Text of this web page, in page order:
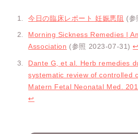
今日の臨床レポート 妊娠悪阻 (
Morning Sickness Remedies |
Association (参照 2023-07-31)↩︎
Dante G, et al. Herb remedies
systematic review of controlled
Matern Fetal Neonatal Med.
↩︎